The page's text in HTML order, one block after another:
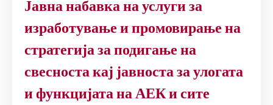
Јавна набавка на услуги за
изработување и промовирање на
стратегија за подигање на
свесноста кај јавноста за улогата
и функцијата на АЕК и сите